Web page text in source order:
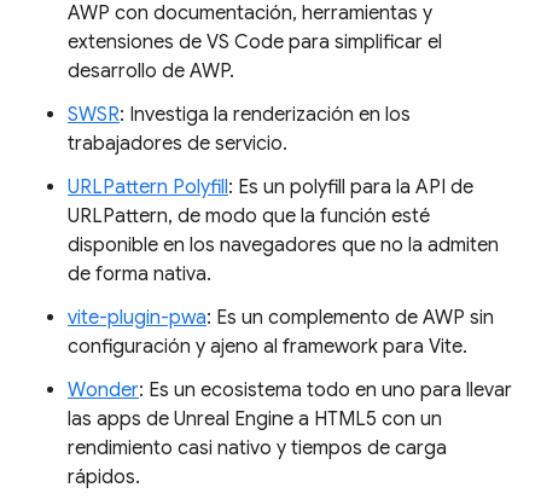
AWP con documentación, herramientas y
extensiones de VS Code para simplificar el
desarrollo de AWP.
SWSR: Investiga la renderización en los
trabajadores de servicio.
URLPattern Polyfill: Es un polyfill para la API de
URLPattern, de modo que la función esté
disponible en los navegadores que no la admiten
de forma nativa.
vite-plugin-pwa: Es un complemento de AWP sin
configuración y ajeno al framework para Vite.
Wonder: Es un ecosistema todo en uno para llevar
las apps de Unreal Engine a HTML5 con un
rendimiento casi nativo y tiempos de carga
rápidos.